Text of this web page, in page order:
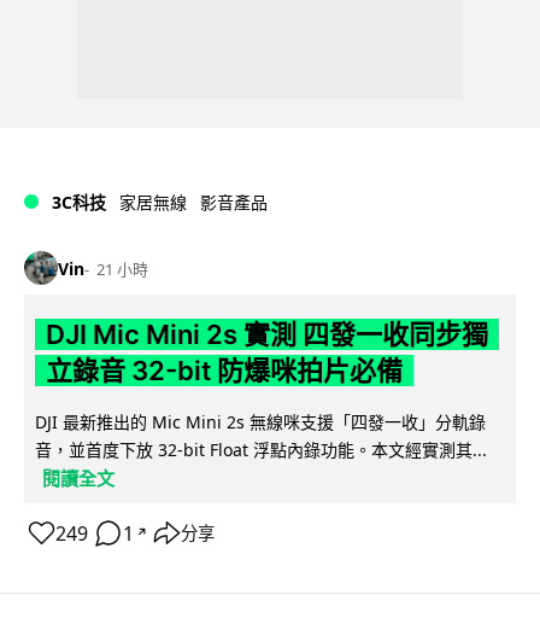
3C科技 家居無線 影音產品
Vin 21 小時
DJI Mic Mini 2s 實測 四發一收同步獨
立錄音 32-bit 防爆咪拍片必備
DJI 最新推出的 Mic Mini 2s 無線咪支援「四發一收」分軌錄
音，並首度下放 32-bit Float 浮點內錄功能。本文經實測其...
閱讀全文
249 1 ↗ 分享